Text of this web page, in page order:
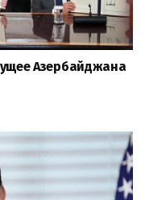
Азербайджана